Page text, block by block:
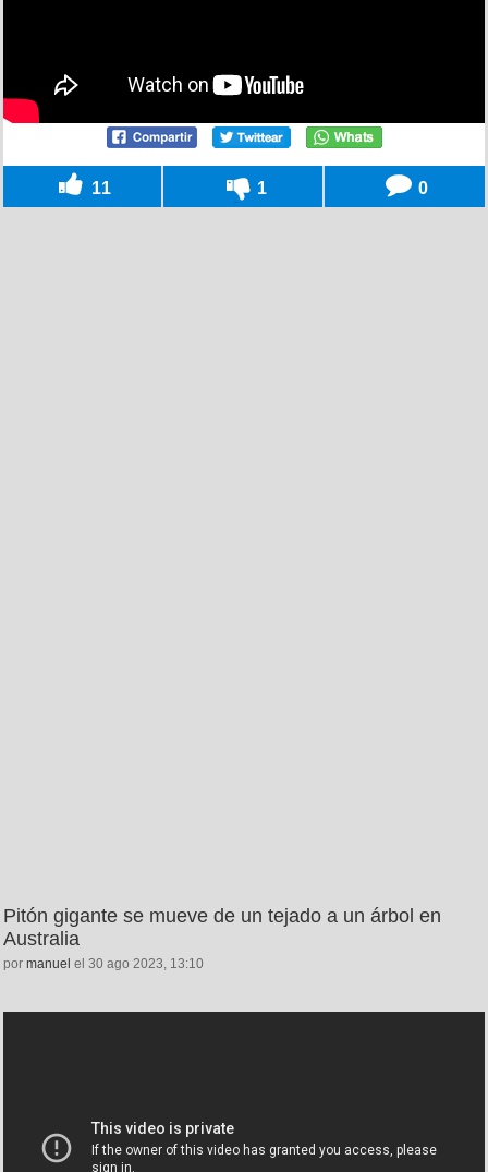
11 1 0
Pitón gigante se mueve de un tejado a un árbol en
Australia
por manuel el 30 ago 2023, 13:10